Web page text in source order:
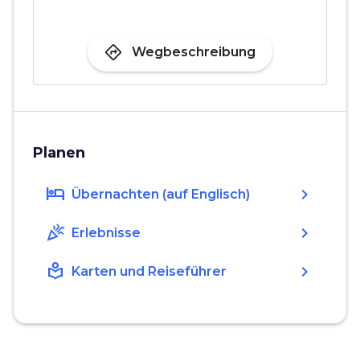
directions Wegbeschreibung
Planen
hotel Übernachten (auf Englisch) chevron_right
celebration Erlebnisse chevron_right
local_library Karten und Reiseführer chevron_right